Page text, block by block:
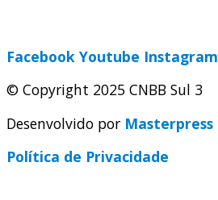
Facebook Youtube Instagram
© Copyright 2025 CNBB Sul 3
Desenvolvido por Masterpress
Política de Privacidade